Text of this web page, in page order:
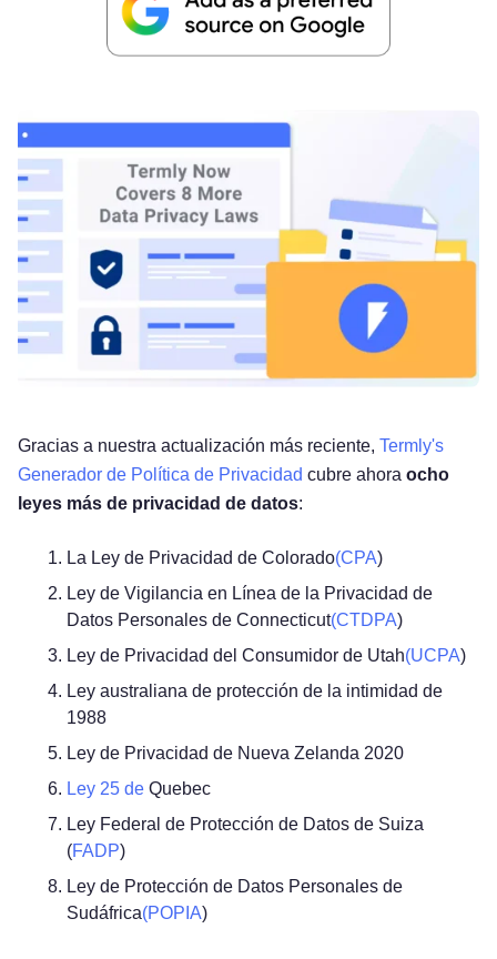
Gracias a nuestra actualización más reciente, Termly's
Generador de Política de Privacidad cubre ahora ocho
leyes más de privacidad de datos:
La Ley de Privacidad de Colorado(CPA)
Ley de Vigilancia en Línea de la Privacidad de
Datos Personales de Connecticut(CTDPA)
Ley de Privacidad del Consumidor de Utah(UCPA)
Ley australiana de protección de la intimidad de
1988
Ley de Privacidad de Nueva Zelanda 2020
Ley 25 de Quebec
Ley Federal de Protección de Datos de Suiza
(FADP)
Ley de Protección de Datos Personales de
Sudáfrica(POPIA)